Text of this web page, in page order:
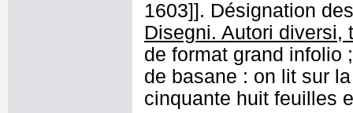
1603]]. Désignation
Disegni. Autori diversi,
de format grand infolio
de basane : on lit sur
cinquante huit feuilles